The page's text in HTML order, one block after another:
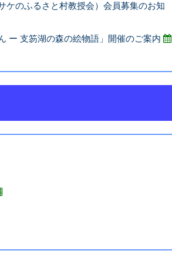
ケのふるさと村教授会）会員募集のお知
ー 支笏湖の森の絵物語」開催のご案内